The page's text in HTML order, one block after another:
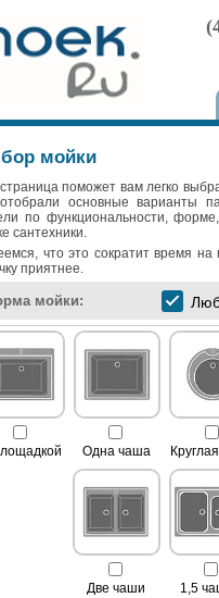
мойки
поможет вам легко
основные варианты
по функциональности,
сантехники.
что это сократит время
приятнее.
мойки:
Одна чаша
Две чаши
1,5